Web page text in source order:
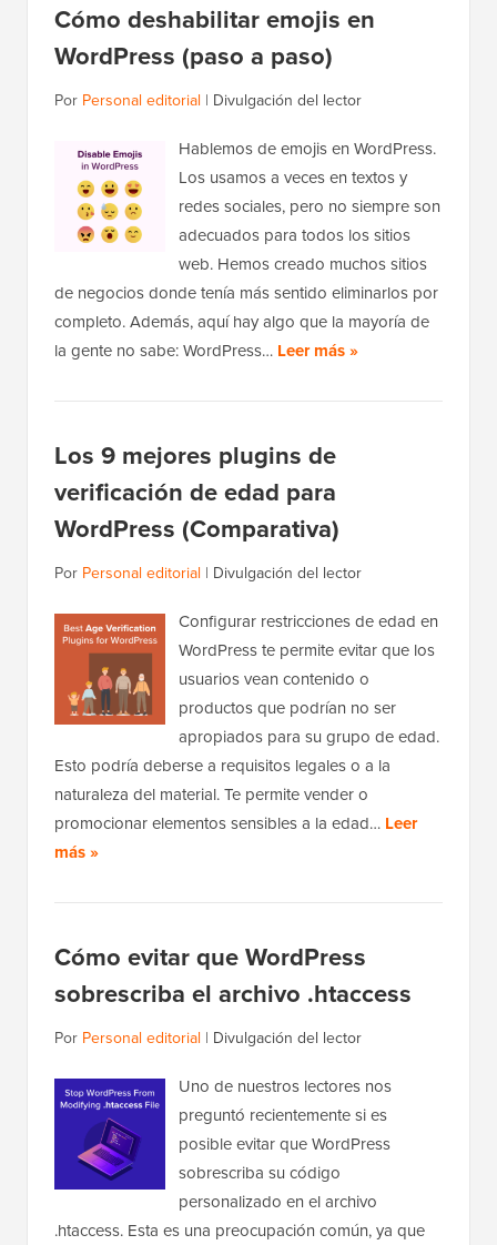
Cómo deshabilitar emojis en
WordPress (paso a paso)
Por Personal editorial | Divulgación del lector
Hablemos de emojis en WordPress.
Los usamos a veces en textos y
redes sociales, pero no siempre son
adecuados para todos los sitios
web. Hemos creado muchos sitios
de negocios donde tenía más sentido eliminarlos por
completo. Además, aquí hay algo que la mayoría de
la gente no sabe: WordPress… Leer más »
Los 9 mejores plugins de
verificación de edad para
WordPress (Comparativa)
Por Personal editorial | Divulgación del lector
Configurar restricciones de edad en
WordPress te permite evitar que los
usuarios vean contenido o
productos que podrían no ser
apropiados para su grupo de edad.
Esto podría deberse a requisitos legales o a la
naturaleza del material. Te permite vender o
promocionar elementos sensibles a la edad… Leer
más »
Cómo evitar que WordPress
sobrescriba el archivo .htaccess
Por Personal editorial | Divulgación del lector
Uno de nuestros lectores nos
preguntó recientemente si es
posible evitar que WordPress
sobrescriba su código
personalizado en el archivo
.htaccess. Esta es una preocupación común, ya que